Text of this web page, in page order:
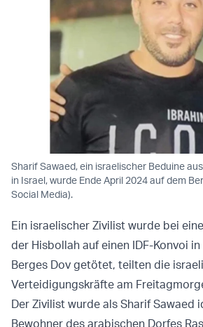
Sharif Sawaed, ein israelischer Beduine
in Israel, wurde Ende April 2024 auf dem
Social Media).
Ein israelischer Zivilist wurde bei
der Hisbollah auf einen IDF-Konvoi
Berges Dov getötet, teilten die
Verteidigungskräfte am
Der Zivilist wurde als Sharif Sawaed
Bewohner des arabischen Dorfes